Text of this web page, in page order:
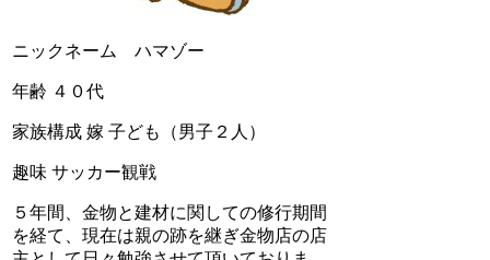
ニックネーム ハマゾー
年齢 ４０代
家族構成 嫁 子ども（男子２人）
趣味 サッカー観戦
５年間、金物と建材に関しての修行期間
を経て、現在は親の跡を継ぎ金物店の店